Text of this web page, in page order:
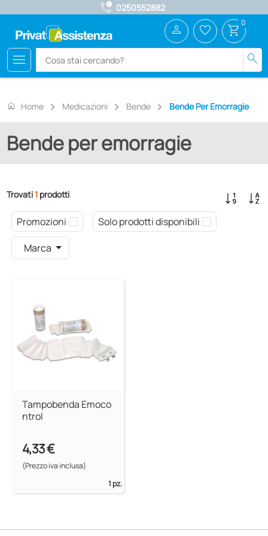
call_quality 0250552882
menu search
person favorite_border shopping_cart 0
home Home Medicazioni Bende Bende Per Emorragie
Bende per emorragie
Trovati1 prodotti
Promozioni
Solo prodotti disponibili
Marca
Tampobenda Emoco
ntrol
4,33 €
(Prezzo iva inclusa)
1 pz.